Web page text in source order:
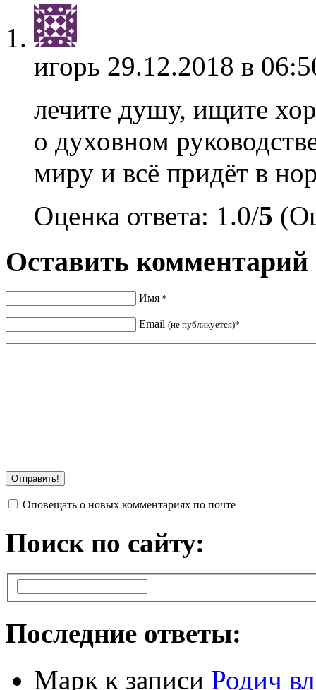
игорь 29.12.2018 в
лечите душу, ищите
о духовном
миру и всё придёт в
Оценка ответа: 1.0/5
Оставить комментарий
Имя *
Email (не публикуется)*
Оповещать о новых комментариях по почте
Поиск по сайту:
Последние ответы:
Марк к записи Родич